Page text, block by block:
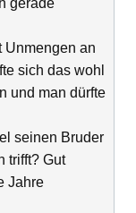
gerade
Unmengen an
sich das wohl
und man dürfte
seinen Bruder
trifft? Gut
Jahre